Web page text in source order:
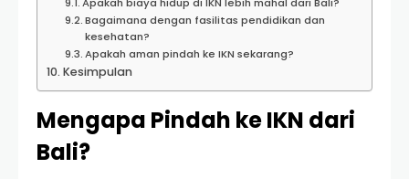
Bagaimana dengan fasilitas pendidikan dan
kesehatan?
Apakah aman pindah ke IKN sekarang?
Kesimpulan
Mengapa Pindah ke IKN dari
Bali?